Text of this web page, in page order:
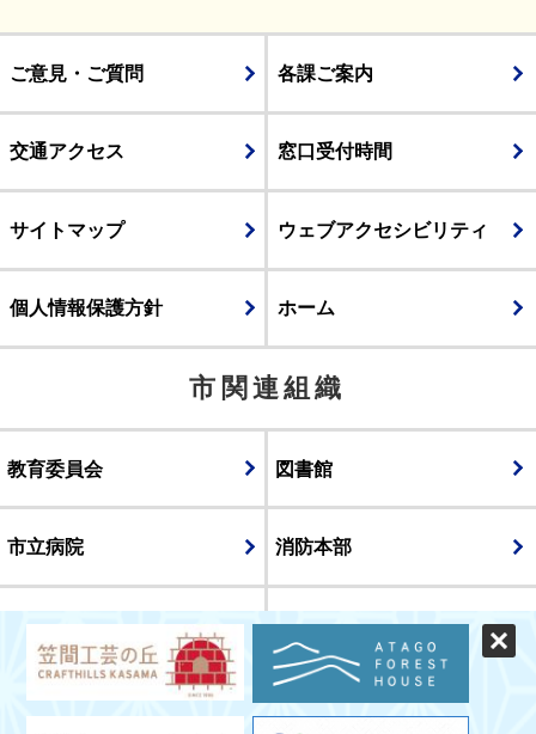
ご意見・ご質問 各課ご案内
交通アクセス 窓口受付時間
サイトマップ ウェブアクセシビリティ
個人情報保護方針 ホーム
市関連組織
教育委員会 図書館
市立病院 消防本部
議会
表示 スマートフォン版 パソコン版